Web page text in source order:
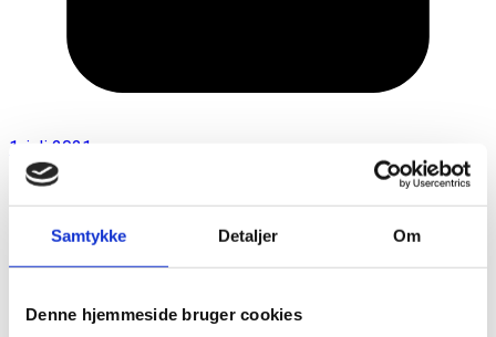
Samtykke Detaljer Om
Denne hjemmeside bruger cookies
1. juli 2021